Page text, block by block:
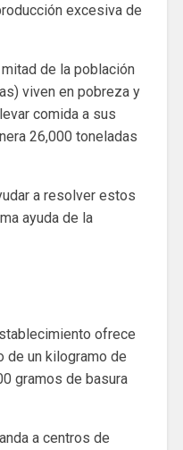
excesiva de
de la población
viven en pobreza y
comida a sus
26,000 toneladas
a resolver estos
ayuda de la
ofrece
de un kilogramo de
gramos de basura
a centros de